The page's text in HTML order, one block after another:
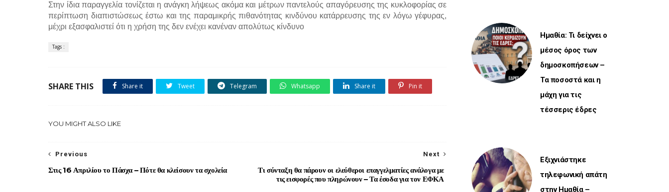
Στην ίδια παραγγελία τονίζεται η ανάγκη λήψεως ακόμα και μέτρων παντελούς απαγόρευσης της κυκλοφορίας σε
περίπτωση διαπιστώσεως έστω και της παραμικρής πιθανότητας κινδύνου κατάρρευσης της εν λόγω γέφυρας,
μέχρι εξασφαλιστεί ότι η χρήση της δεν ενέχει κανέναν απολύτως κίνδυνο
Tags :
SHARE THIS Share it Tweet Telegram Whatsapp Share it Pin it
YOU MIGHT ALSO LIKE
Next
Τι σύνταξη θα πάρουν οι ελεύθεροι επαγγελματίες ανάλογα με
τις εισφορές που πληρώνουν – Τα έσοδα για τον ΕΦΚΑ
Previous
Στις 16 Απριλίου το Πάσχα – Πότε θα κλείσουν τα σχολεία
Ημαθία: Τι δείχνει ο
μέσος όρος των
δημοσκοπήσεων –
Τα ποσοστά και η
μάχη για τις
τέσσερις έδρες
Εξιχνιάστηκε
τηλεφωνική απάτη
στην Ημαθία –